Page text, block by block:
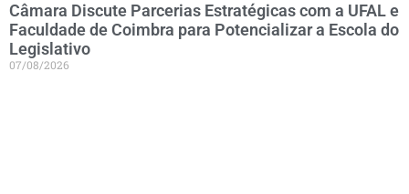
Câmara Discute Parcerias Estratégicas com a UFAL e
Faculdade de Coimbra para Potencializar a Escola do
Legislativo
07/08/2026